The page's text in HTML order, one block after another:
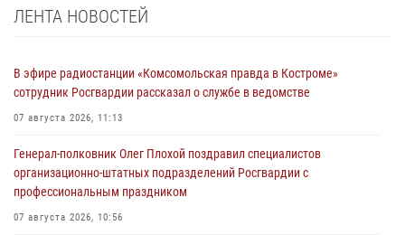
ЛЕНТА НОВОСТЕЙ
В эфире радиостанции «Комсомольская правда в Костроме»
сотрудник Росгвардии рассказал о службе в ведомстве
07 августа 2026, 11:13
Генерал-полковник Олег Плохой поздравил специалистов
организационно-штатных подразделений Росгвардии с
профессиональным праздником
07 августа 2026, 10:56